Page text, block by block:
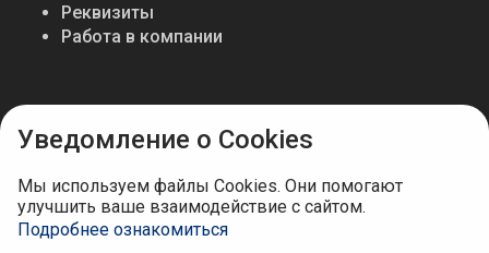
Реквизиты
Работа в компании
Мы в соцсетях
Уведомление о Cookies
Мы используем файлы Cookies. Они помогают
улучшить ваше взаимодействие с сайтом.
Подробнее ознакомиться